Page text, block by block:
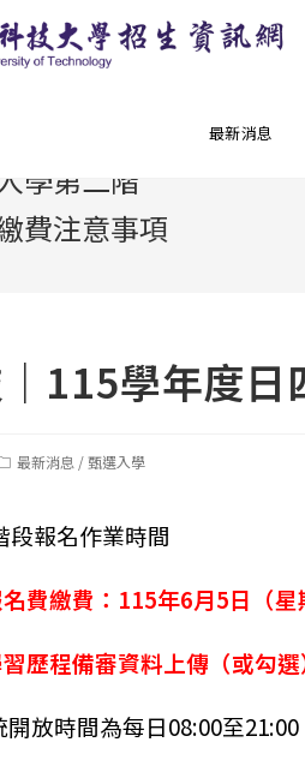
最新消息
學第二階
費注意事項
115學年度
最新消息 /甄選入學
段報名作業時間
費繳費：115年6月5日（
歷程備審資料上傳（或勾
放時間為每日08:00至21:00